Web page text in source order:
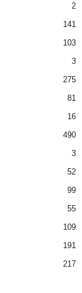
2
141
103
3
275
81
16
490
3
52
99
55
109
191
217